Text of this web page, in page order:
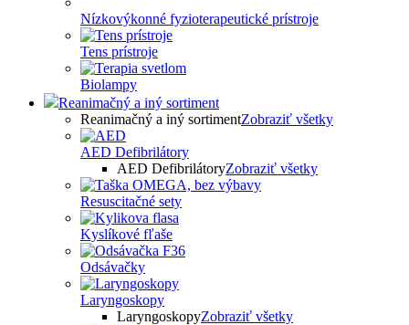
Nízkovýkonné fyzioterapeutické prístroje
Tens prístroje
Biolampy
Reanimačný a iný sortiment
Reanimačný a iný sortimentZobraziť všetky
AED Defibrilátory
AED DefibrilátoryZobraziť všetky
Resuscitačné sety
Kyslíkové fľaše
Odsávačky
Laryngoskopy
LaryngoskopyZobraziť všetky